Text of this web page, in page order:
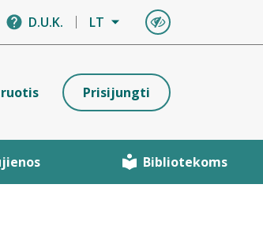
D.U.K. LT
Prisijungti
Bibliotekoms